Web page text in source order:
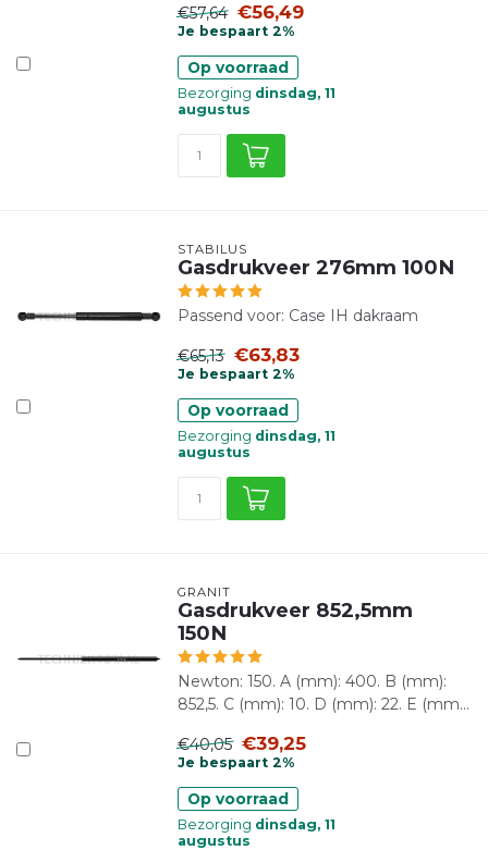
€57,64 €56,49
Je bespaart 2%
Op voorraad
Bezorging dinsdag, 11
augustus
STABILUS
Gasdrukveer 276mm 100N
Passend voor: Case IH dakraam
€65,13 €63,83
Je bespaart 2%
Op voorraad
Bezorging dinsdag, 11
augustus
GRANIT
Gasdrukveer 852,5mm
150N
Newton: 150. A (mm): 400. B (mm):
852,5. C (mm): 10. D (mm): 22. E (mm...
€40,05 €39,25
Je bespaart 2%
Op voorraad
Bezorging dinsdag, 11
augustus